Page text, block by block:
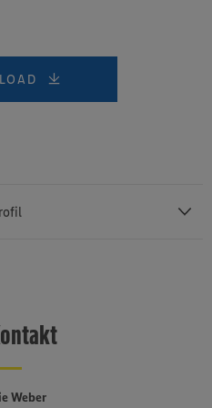
Dienste finden Sie in
etwa 3.140 Auszubildenden) ist
von insgesamt
Grenze und umfasst Bremen,
Weber